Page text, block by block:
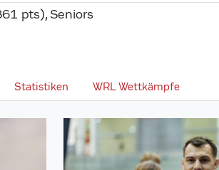
pts), Seniors
Statistiken WRL Wettkämpfe